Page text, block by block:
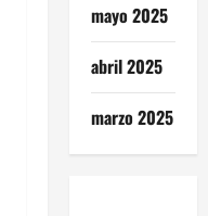
mayo 2025
abril 2025
marzo 2025